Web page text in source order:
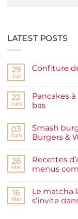
LATEST POSTS
29
Juil
Confiture
Confiture
de
prunes
et
rapide
22
Juin
Pancakes
bas
sur
Pancakes
à
complète,
moelleux
et
03
Juin
Smash
Burgers &
sur
Smash
burger
testé
Packman
Burgers &
26
Mai
Recettes
menus
sur
Recettes
d’été
16
Mai
Le matcha
s’invite